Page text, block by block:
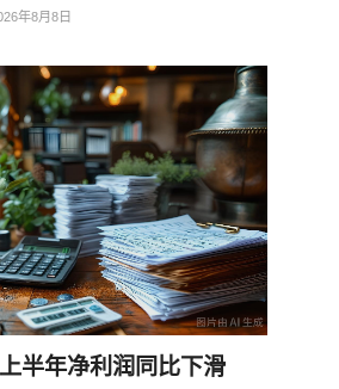
年8月8日
半年净利润同比下滑